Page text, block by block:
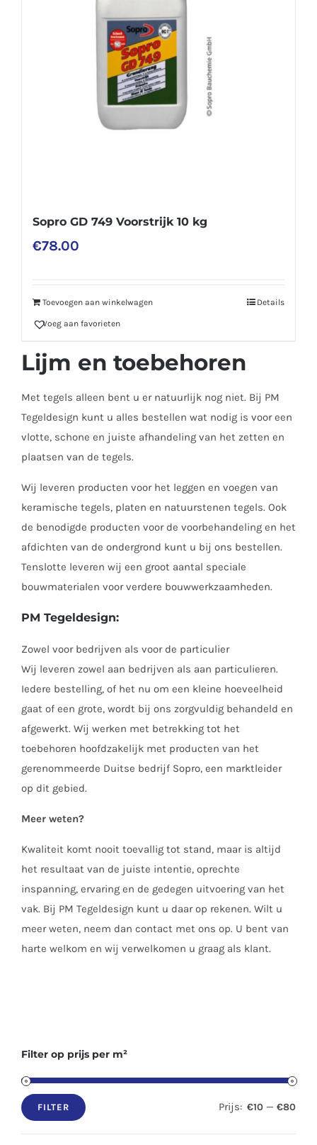
Sopro GD 749 Voorstrijk 10 kg
€78.00
Toevoegen aan winkelwagen Details
Voeg aan favorieten
Lijm en toebehoren
Met tegels alleen bent u er natuurlijk nog niet. Bij PM
Tegeldesign kunt u alles bestellen wat nodig is voor een
vlotte, schone en juiste afhandeling van het zetten en
plaatsen van de tegels.
Wij leveren producten voor het leggen en voegen van
keramische tegels, platen en natuurstenen tegels. Ook
de benodigde producten voor de voorbehandeling en het
afdichten van de ondergrond kunt u bij ons bestellen.
Tenslotte leveren wij een groot aantal speciale
bouwmaterialen voor verdere bouwwerkzaamheden.
PM Tegeldesign:
Zowel voor bedrijven als voor de particulier
Wij leveren zowel aan bedrijven als aan particulieren.
Iedere bestelling, of het nu om een kleine hoeveelheid
gaat of een grote, wordt bij ons zorgvuldig behandeld en
afgewerkt. Wij werken met betrekking tot het
toebehoren hoofdzakelijk met producten van het
gerenommeerde Duitse bedrijf Sopro, een marktleider
op dit gebied.
Meer weten?
Kwaliteit komt nooit toevallig tot stand, maar is altijd
het resultaat van de juiste intentie, oprechte
inspanning, ervaring en de gedegen uitvoering van het
vak. Bij PM Tegeldesign kunt u daar op rekenen. Wilt u
meer weten, neem dan contact met ons op. U bent van
harte welkom en wij verwelkomen u graag als klant.
Filter op prijs per m²
Min.
Max.
FILTER Prijs: €10 — €80